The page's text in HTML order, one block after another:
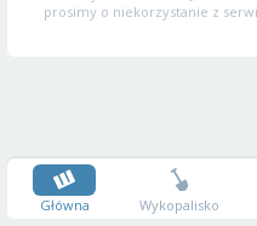
prosimy o niekorzystanie z
Główna Wykopalisko